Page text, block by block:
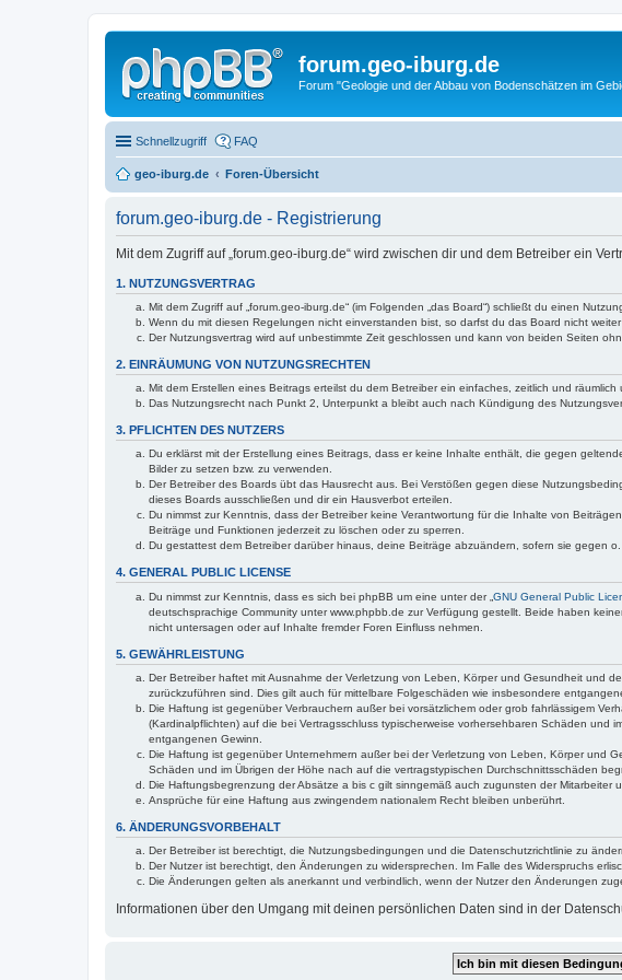
forum.geo-iburg.de
Forum "Geologie und der Abbau von Bodenschätzen im
Schnellzugriff FAQ
geo-iburg.de Foren-Übersicht
forum.geo-iburg.de - Registrierung
Mit dem Zugriff auf „forum.geo-iburg.de“ wird zwischen dir und dem Betreiber ein
1. NUTZUNGSVERTRAG
Mit dem Zugriff auf „forum.geo-iburg.de“ (im Folgenden „das Board“) schließt du einen
Wenn du mit diesen Regelungen nicht einverstanden bist, so darfst du das Board nicht
Der Nutzungsvertrag wird auf unbestimmte Zeit geschlossen und kann von beiden Seiten
2. EINRÄUMUNG VON NUTZUNGSRECHTEN
Mit dem Erstellen eines Beitrags erteilst du dem Betreiber ein einfaches, zeitlich und
Das Nutzungsrecht nach Punkt 2, Unterpunkt a bleibt auch nach Kündigung des
3. PFLICHTEN DES NUTZERS
Du erklärst mit der Erstellung eines Beitrags, dass er keine Inhalte enthält, die gegen
Bilder zu setzen bzw. zu verwenden.
Der Betreiber des Boards übt das Hausrecht aus. Bei Verstößen gegen diese
dieses Boards ausschließen und dir ein Hausverbot erteilen.
Du nimmst zur Kenntnis, dass der Betreiber keine Verantwortung für die Inhalte von
Beiträge und Funktionen jederzeit zu löschen oder zu sperren.
Du gestattest dem Betreiber darüber hinaus, deine Beiträge abzuändern, sofern sie gegen
4. GENERAL PUBLIC LICENSE
Du nimmst zur Kenntnis, dass es sich bei phpBB um eine unter der „ GNU General Public
deutschsprachige Community unter www.phpbb.de zur Verfügung gestellt. Beide haben
nicht untersagen oder auf Inhalte fremder Foren Einfluss nehmen.
5. GEWÄHRLEISTUNG
Der Betreiber haftet mit Ausnahme der Verletzung von Leben, Körper und Gesundheit und
zurückzuführen sind. Dies gilt auch für mittelbare Folgeschäden wie insbesondere
Die Haftung ist gegenüber Verbrauchern außer bei vorsätzlichem oder grob fahrlässigem
(Kardinalpflichten) auf die bei Vertragsschluss typischerweise vorhersehbaren Schäden
entgangenen Gewinn.
Die Haftung ist gegenüber Unternehmern außer bei der Verletzung von Leben, Körper und
Schäden und im Übrigen der Höhe nach auf die vertragstypischen Durchschnittsschäden
Die Haftungsbegrenzung der Absätze a bis c gilt sinngemäß auch zugunsten der Mitarbeiter
Ansprüche für eine Haftung aus zwingendem nationalem Recht bleiben unberührt.
6. ÄNDERUNGSVORBEHALT
Der Betreiber ist berechtigt, die Nutzungsbedingungen und die Datenschutzrichtlinie zu
Der Nutzer ist berechtigt, den Änderungen zu widersprechen. Im Falle des Widerspruchs
Die Änderungen gelten als anerkannt und verbindlich, wenn der Nutzer den Änderungen
Informationen über den Umgang mit deinen persönlichen Daten sind in der